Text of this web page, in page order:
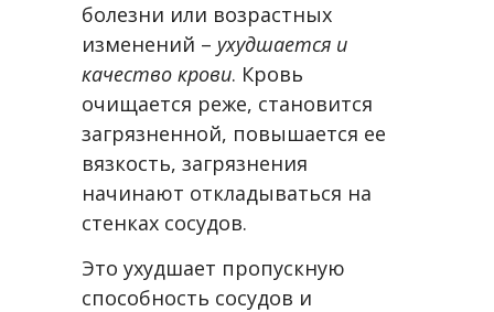
болезни или возрастных
изменений – ухудшается и
качество крови. Кровь
очищается реже, становится
загрязненной, повышается ее
вязкость, загрязнения
начинают откладываться на
стенках сосудов.
Это ухудшает пропускную
способность сосудов и